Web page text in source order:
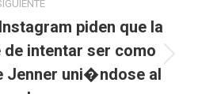
siguiente:
piden que la
intentar ser como
Jenner uni�ndose al